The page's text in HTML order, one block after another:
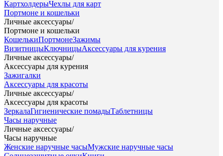
КартхолдерыЧехлы для карт
Портмоне и кошельки
Личные аксессуары/
Портмоне и кошельки
КошелькиПортмонеЗажимы
ВизитницыКлючницыАксессуары для курения
Личные аксессуары/
Аксессуары для курения
Зажигалки
Аксессуары для красоты
Личные аксессуары/
Аксессуары для красоты
ЗеркалаГигиенические помадыТаблетницы
Часы наручные
Личные аксессуары/
Часы наручные
Женские наручные часыМужские наручные часы